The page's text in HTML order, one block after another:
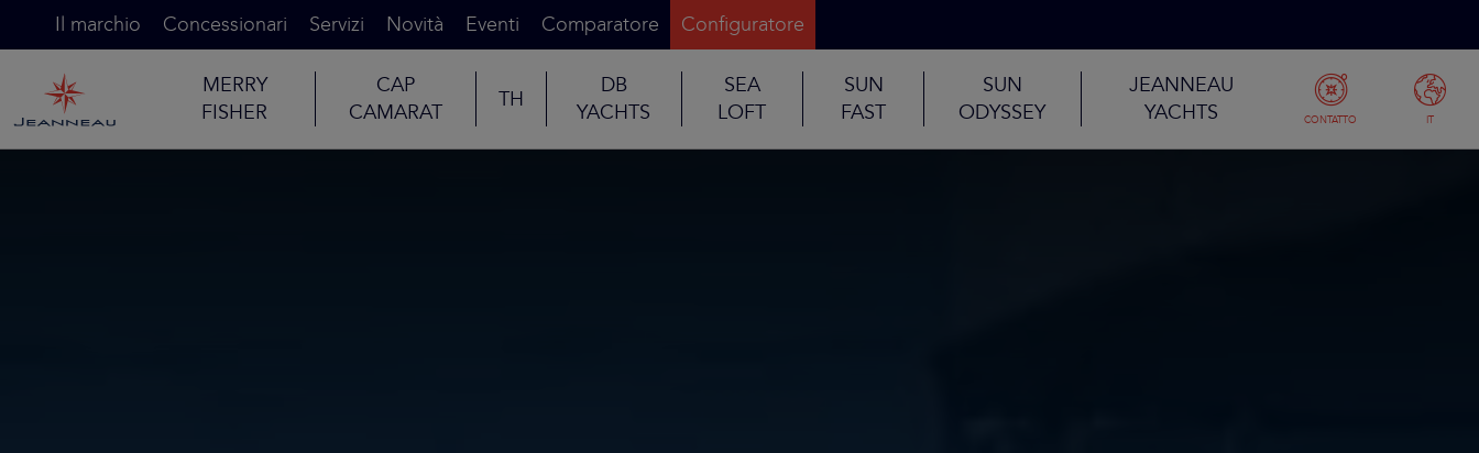
Il marchio Concessionari Servizi Novità Eventi Comparatore Configuratore
MERRY
FISHER
CAP
CAMARAT
TH
DB
YACHTS
SEA
LOFT
SUN
FAST
SUN
ODYSSEY
JEANNEAU
YACHTS
CONTATTO IT